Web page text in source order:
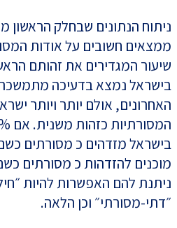
ניתוח הנתונים שבחלק הראשון
ממצאים חשובים על אודות
שיעור המגדירים את זהותם
בישראל נמצא בדעיכה
האחרונים, אולם יותר ויותר
מוכנים להזדהות כ מסורתים
ניתנת להם האפשרות להיות
״דתי-מסורתי״ וכן הלאה.